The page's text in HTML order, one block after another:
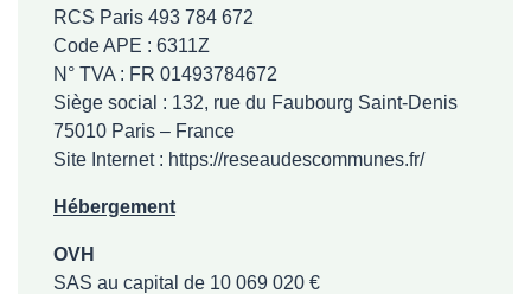
RCS Paris 493 784 672
Code APE : 6311Z
N° TVA : FR 01493784672
Siège social : 132, rue du Faubourg Saint-Denis
75010 Paris – France
Site Internet : https://reseaudescommunes.fr/
Hébergement
OVH
SAS au capital de 10 069 020 €